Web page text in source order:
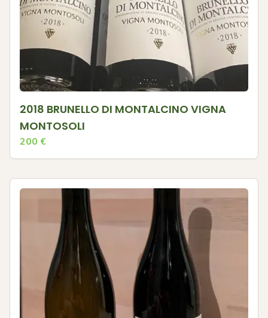
2018 BRUNELLO DI MONTALCINO VIGNA
MONTOSOLI
200 €